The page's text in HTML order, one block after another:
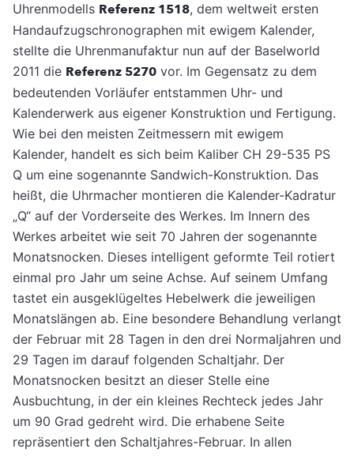
Uhrenmodells Referenz 1518, dem weltweit ersten
Handaufzugschronographen mit ewigem Kalender,
stellte die Uhrenmanufaktur nun auf der Baselworld
2011 die Referenz 5270 vor. Im Gegensatz zu dem
bedeutenden Vorläufer entstammen Uhr- und
Kalenderwerk aus eigener Konstruktion und Fertigung.
Wie bei den meisten Zeitmessern mit ewigem
Kalender, handelt es sich beim Kaliber CH 29-535 PS
Q um eine sogenannte Sandwich-Konstruktion. Das
heißt, die Uhrmacher montieren die Kalender-Kadratur
„Q“ auf der Vorderseite des Werkes. Im Innern des
Werkes arbeitet wie seit 70 Jahren der sogenannte
Monatsnocken. Dieses intelligent geformte Teil rotiert
einmal pro Jahr um seine Achse. Auf seinem Umfang
tastet ein ausgeklügeltes Hebelwerk die jeweiligen
Monatslängen ab. Eine besondere Behandlung verlangt
der Februar mit 28 Tagen in den drei Normaljahren und
29 Tagen im darauf folgenden Schaltjahr. Der
Monatsnocken besitzt an dieser Stelle eine
Ausbuchtung, in der ein kleines Rechteck jedes Jahr
um 90 Grad gedreht wird. Die erhabene Seite
repräsentiert den Schaltjahres-Februar. In allen